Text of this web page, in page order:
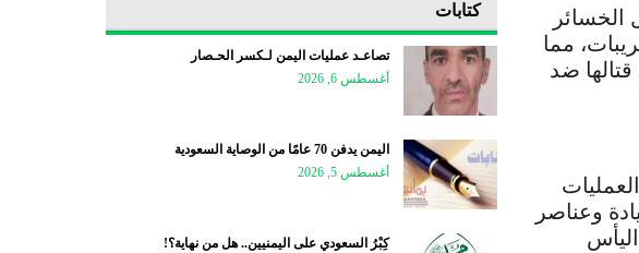
مما
ضد
وعناصر
كتابات
تصاعـد عمليات اليمن لـكسر الحـصار
أغسطس 6, 2026
اليمن يدفن 70 عامًا من الوصاية السعودية
أغسطس 5, 2026
كِبْرُ السعودي على اليمنيين.. هل من نهاية؟!